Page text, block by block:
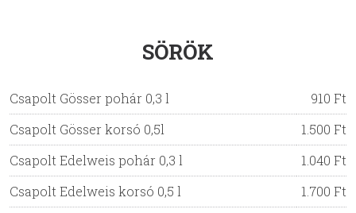
SÖRÖK
Csapolt Gösser pohár 0,3 l
910 Ft
Csapolt Gösser korsó 0,5l
1.500 Ft
Csapolt Edelweis pohár 0,3 l
1.040 Ft
Csapolt Edelweis korsó 0,5 l
1.700 Ft